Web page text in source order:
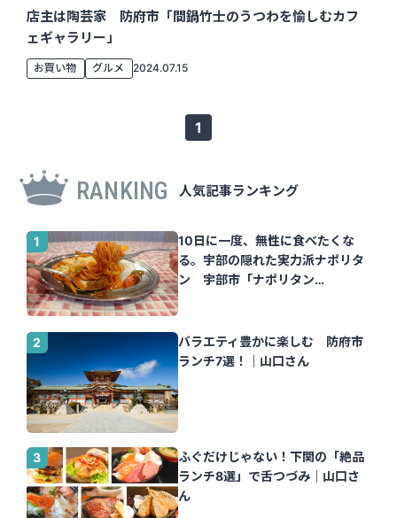
店主は陶芸家 防府市「間鍋竹士のうつわを愉しむカフ
ェギャラリー」
お買い物 グルメ 2024.07.15
1
RANKING 人気記事ランキング
10日に一度、無性に食べたくな
る。宇部の隠れた実力派ナポリタ
ン 宇部市「ナポリタン
バラエティ豊かに楽しむ 防府市
ランチ7選！｜山口さん
ふぐだけじゃない！下関の「絶品
ランチ8選」で舌つづみ｜山口さ
ん